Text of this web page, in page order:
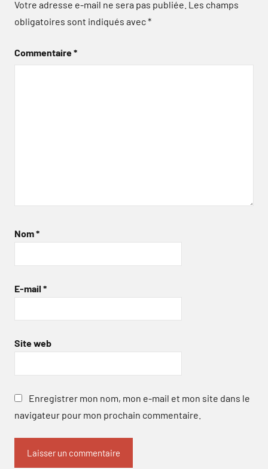
Votre adresse e-mail ne sera pas publiée. Les champs
obligatoires sont indiqués avec*
Commentaire*
Nom*
E-mail *
Site web
Enregistrer mon nom, mon e-mail et mon site dans le
navigateur pour mon prochain commentaire.